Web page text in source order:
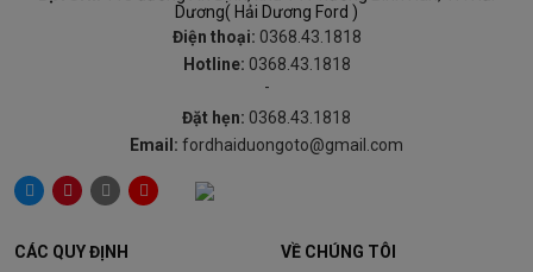
CÁC QUY ĐỊNH
VỀ CHÚNG TÔI
Dương( Hải Dương Ford )
Điện thoại: 0368.43.1818
Hotline: 0368.43.1818
-
Đặt hẹn: 0368.43.1818
Email: fordhaiduongoto@gmail.com